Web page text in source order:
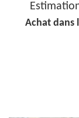
Achat dans